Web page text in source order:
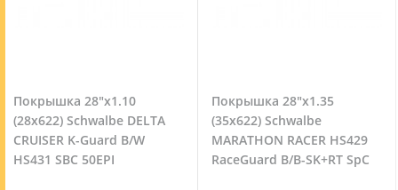
Покрышка 28"x1.10
(28x622) Schwalbe DELTA
CRUISER K-Guard B/W
HS431 SBC 50EPI
Покрышка 28"x1.35
(35x622) Schwalbe
MARATHON RACER HS429
RaceGuard B/B-SK+RT SpC